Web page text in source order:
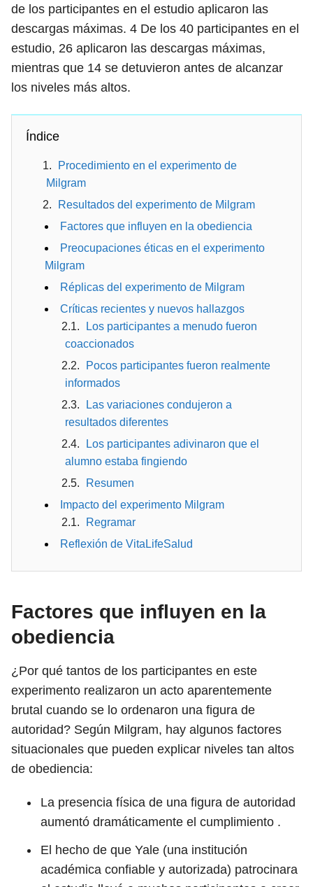
de los participantes en el estudio aplicaron las
descargas máximas. 4 De los 40 participantes en el
estudio, 26 aplicaron las descargas máximas,
mientras que 14 se detuvieron antes de alcanzar
los niveles más altos.
Índice
Procedimiento en el experimento de
Milgram
Resultados del experimento de Milgram
Factores que influyen en la obediencia
Preocupaciones éticas en el experimento
Milgram
Réplicas del experimento de Milgram
Críticas recientes y nuevos hallazgos
Los participantes a menudo fueron
coaccionados
Pocos participantes fueron realmente
informados
Las variaciones condujeron a
resultados diferentes
Los participantes adivinaron que el
alumno estaba fingiendo
Resumen
Impacto del experimento Milgram
Regramar
Reflexión de VitaLifeSalud
Factores que influyen en la
obediencia
¿Por qué tantos de los participantes en este
experimento realizaron un acto aparentemente
brutal cuando se lo ordenaron una figura de
autoridad? Según Milgram, hay algunos factores
situacionales que pueden explicar niveles tan altos
de obediencia:
La presencia física de una figura de autoridad
aumentó dramáticamente el cumplimiento .
El hecho de que Yale (una institución
académica confiable y autorizada) patrocinara